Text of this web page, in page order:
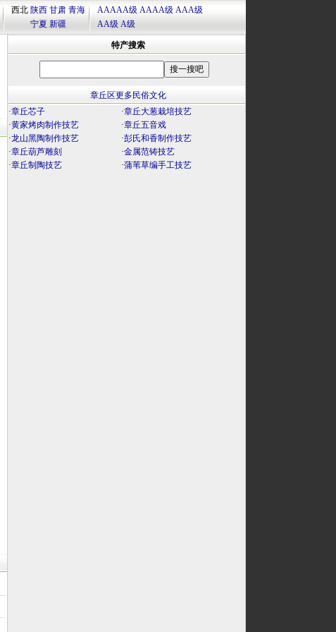
西北 陕西 甘肃 青海
宁夏 新疆
AAAAA级 AAAA级 AAA级
AA级 A级
特产搜索
章丘区更多民俗文化
·章丘芯子 ·章丘大葱栽培技艺
·黄家烤肉制作技艺 ·章丘五音戏
·龙山黑陶制作技艺 ·彭氏和香制作技艺
·章丘葫芦雕刻 ·金属范铸技艺
·章丘制陶技艺 ·蒲苇草编手工技艺